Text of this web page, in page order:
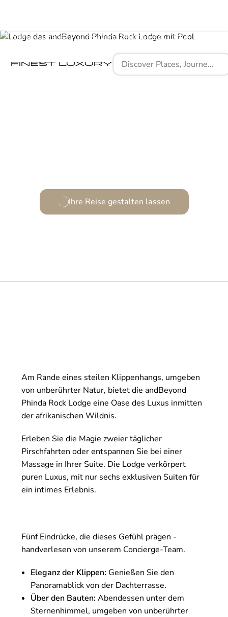
Home Places andBeyond Phinda Rock Lodge
Ihre Reise gestalten lassen
Am Rande eines steilen Klippenhangs, umgeben
von unberührter Natur, bietet die andBeyond
Phinda Rock Lodge eine Oase des Luxus inmitten
der afrikanischen Wildnis.
Erleben Sie die Magie zweier täglicher
Pirschfahrten oder entspannen Sie bei einer
Massage in Ihrer Suite. Die Lodge verkörpert
puren Luxus, mit nur sechs exklusiven Suiten für
ein intimes Erlebnis.
Fünf Eindrücke, die dieses Gefühl prägen -
handverlesen von unserem Concierge-Team.
Eleganz der Klippen: Genießen Sie den
Panoramablick von der Dachterrasse.
Über den Bauten: Abendessen unter dem
Sternenhimmel, umgeben von unberührter